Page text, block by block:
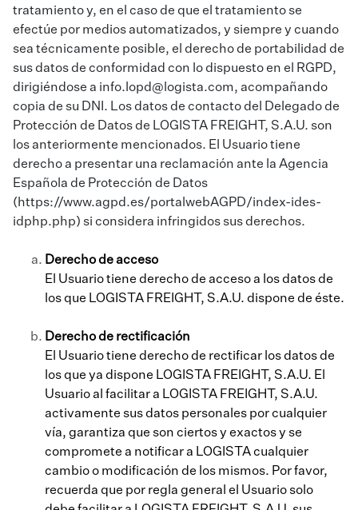
tratamiento y, en el caso de que el tratamiento se
efectúe por medios automatizados, y siempre y cuando
sea técnicamente posible, el derecho de portabilidad de
sus datos de conformidad con lo dispuesto en el RGPD,
dirigiéndose a info.lopd@logista.com, acompañando
copia de su DNI. Los datos de contacto del Delegado de
Protección de Datos de LOGISTA FREIGHT, S.A.U. son
los anteriormente mencionados. El Usuario tiene
derecho a presentar una reclamación ante la Agencia
Española de Protección de Datos
(https://www.agpd.es/portalwebAGPD/index-ides-
idphp.php) si considera infringidos sus derechos.
Derecho de acceso
El Usuario tiene derecho de acceso a los datos de
los que LOGISTA FREIGHT, S.A.U. dispone de éste.
Derecho de rectificación
El Usuario tiene derecho de rectificar los datos de
los que ya dispone LOGISTA FREIGHT, S.A.U. El
Usuario al facilitar a LOGISTA FREIGHT, S.A.U.
activamente sus datos personales por cualquier
vía, garantiza que son ciertos y exactos y se
compromete a notificar a LOGISTA cualquier
cambio o modificación de los mismos. Por favor,
recuerda que por regla general el Usuario solo